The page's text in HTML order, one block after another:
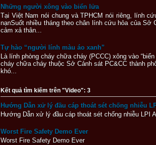
Những người xông vào biển lửa
Tại Việt Nam nói chung và TPHCM nói riêng, lính
nạnSuốt nhiều tháng theo chân lính cứu hỏa của
cảm xả thân...
Tự hào “người lính màu áo xanh”
Là lính phòng cháy chữa cháy (PCCC) xông vào
cháy chữa cháy thuộc Sở Cảnh sát PC&CC thành
khó...
Kết quả tìm kiếm trên "Video": 3
Hướng Dẫn xử lý đầu cáp thoát sét chống nhiễu
Hướng Dẫn xử lý đầu cáp thoát sét chống nhiễu LPI
Worst Fire Safety Demo Ever
Worst Fire Safety Demo Ever